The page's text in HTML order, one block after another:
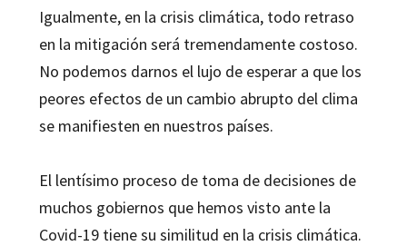
Igualmente, en la crisis climática, todo retraso
en la mitigación será tremendamente costoso.
No podemos darnos el lujo de esperar a que los
peores efectos de un cambio abrupto del clima
se manifiesten en nuestros países.
El lentísimo proceso de toma de decisiones de
muchos gobiernos que hemos visto ante la
Covid-19 tiene su similitud en la crisis climática.